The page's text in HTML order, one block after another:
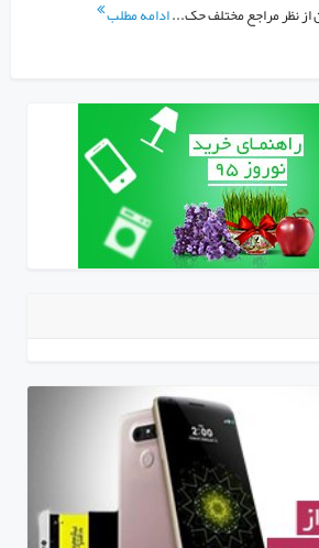
از نظر مراجع مختلف حک...ادامه مطلب